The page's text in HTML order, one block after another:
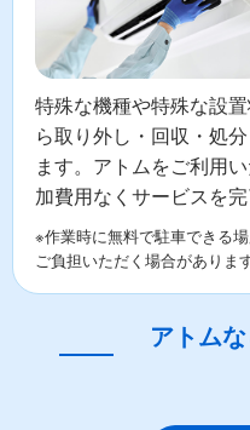
特殊な機種や特殊な設
ら取り外し・回収・処
ます。アトムをご利用
加費用なくサービスを完
※作業時に無料で駐車できる
ご負担いただく場合があります
アトム